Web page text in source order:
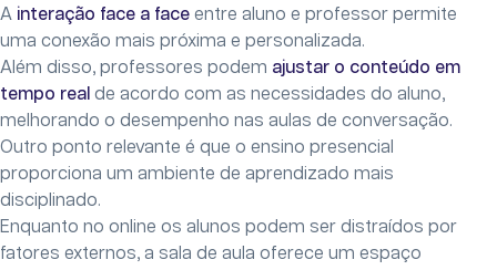
A interação face a face entre aluno e professor permite
uma conexão mais próxima e personalizada.
Além disso, professores podem ajustar o conteúdo em
tempo real de acordo com as necessidades do aluno,
melhorando o desempenho nas aulas de conversação.
Outro ponto relevante é que o ensino presencial
proporciona um ambiente de aprendizado mais
disciplinado.
Enquanto no online os alunos podem ser distraídos por
fatores externos, a sala de aula oferece um espaço